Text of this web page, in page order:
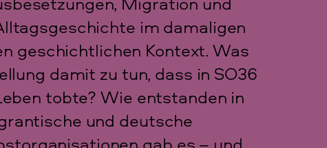
im damaligen
geschichtlichen Kontext. Was
damit zu tun, dass in SO36
tobte? Wie entstanden in
und deutsche